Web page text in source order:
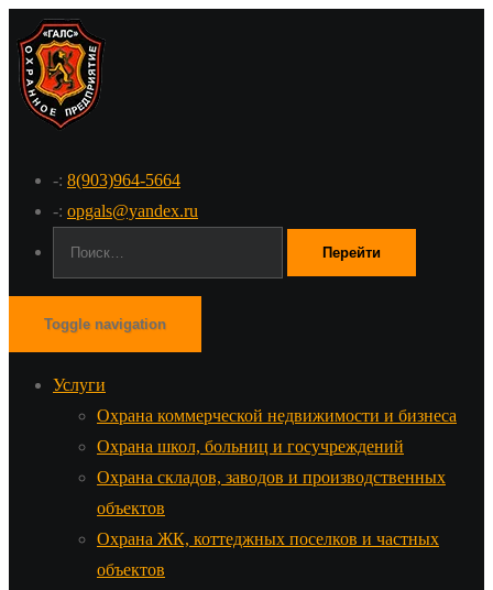
-: 8(903)964-5664
-: opgals@yandex.ru
Toggle navigation
Услуги
Охрана коммерческой недвижимости и бизнеса
Охрана школ, больниц и госучреждений
Охрана складов, заводов и производственных
объектов
Охрана ЖК, коттеджных поселков и частных
объектов